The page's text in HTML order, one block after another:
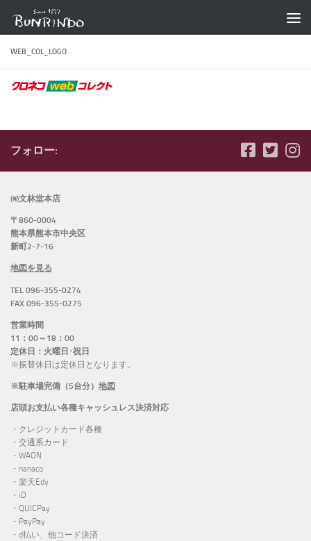
コンテンツへスキップ
WEB_COL_LOGO
フォロー:
㈲文林堂本店
〒860-0004
熊本県熊本市中央区
新町2-7-16
地図を見る
TEL 096-355-0274
FAX 096-355-0275
営業時間
11：00～18：00
定休日：火曜日･祝日
※振替休日は定休日となります。
※駐車場完備（5台分） 地図
店頭お支払い各種キャッシュレス決済対応
・クレジットカード各種
・交通系カード
・WAON
・nanaco
・楽天Edy
・iD
・QUICPay
・PayPay
・d払い、他コード決済